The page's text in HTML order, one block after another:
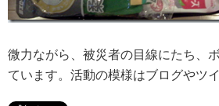
微力ながら、被災者の目線にたち、
ています。活動の模様はブログやツ